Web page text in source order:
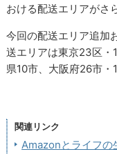
おける配送エリアがさ
今回の配送エリア追加
送エリアは東京23区・
県10市、大阪府26市・
関連リンク
Amazonとライフの